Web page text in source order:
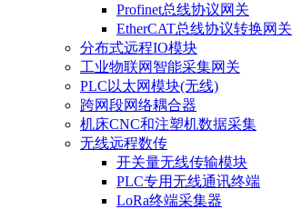
Profinet总线协议网关
EtherCAT总线协议转换网关
分布式远程IO模块
工业物联网智能采集网关
PLC以太网模块(无线)
跨网段网络耦合器
机床CNC和注塑机数据采集
无线远程数传
开关量无线传输模块
PLC专用无线通讯终端
LoRa终端采集器